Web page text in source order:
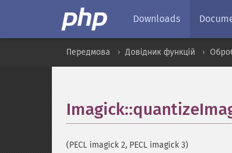
Downloads
Передмова Довідник функцій
(PECL imagick 2, PECL imagick 3)